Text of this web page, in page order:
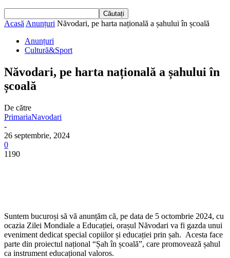
Acasă Anunțuri Năvodari, pe harta națională a șahului în școală
Anunțuri
Cultură&Sport
Năvodari, pe harta națională a șahului în
școală
De către
PrimariaNavodari
-
26 septembrie, 2024
0
1190
Suntem bucuroși să vă anunțăm că, pe data de 5 octombrie 2024, cu
ocazia Zilei Mondiale a Educației, orașul Năvodari va fi gazda unui
eveniment dedicat special copiilor și educației prin șah. Acesta face
parte din proiectul național “Șah în școală”, care promovează șahul
ca instrument educațional valoros.